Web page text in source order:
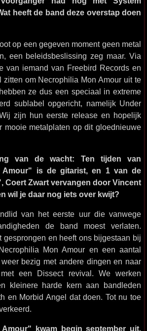
heeft de band deze overstap doen
op een gegeven moment geen metal
een beleidsbeslissing zeg maar. Via
van iemand van Freebird Records en
zitten om Necrophilia Mon Amour uit te
ze dus een speciaal in extreme
sublabel opgericht, namelijk Under
zijn hun eerste release en hopelijk
mooie metalplaten op dit gloednieuwe
van de wacht: Ten tijden van
Amour" is de gitarist, en 1 van de
Coert Zwart vervangen door Vincent
wil je daar nog iets over kwijt?
van het eerste uur die vanwege
de band moest verlaten.
gesprongen en heeft ons bijgestaan bij
Mon Amour en een aantal
bezig met andere dingen en naar
een Dissect revival. We werken
kleinere harde kern aan bandleden
en Morbid Angel dat doen. Tot nu toe
kwam begin september uit.